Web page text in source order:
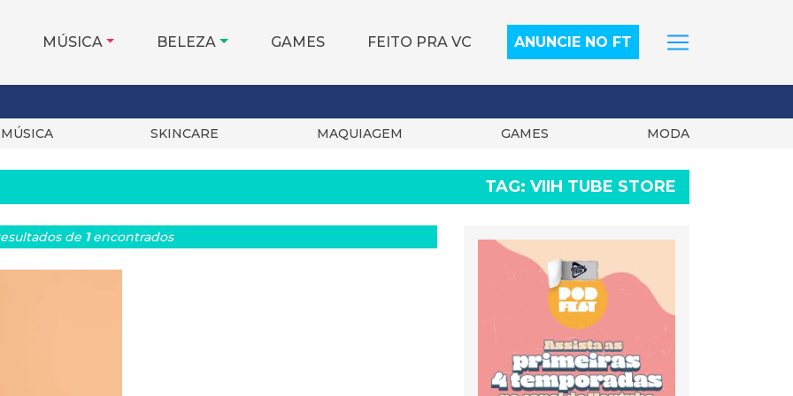
MÚSICA BELEZA GAMES FEITO PRA VC ANUNCIE NO FT
MÚSICA SKINCARE MAQUIAGEM GAMES MODA
TAG: VIIH TUBE STORE
de 1encontrados